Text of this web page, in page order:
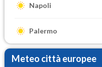
Napoli
Palermo
Meteo città europee